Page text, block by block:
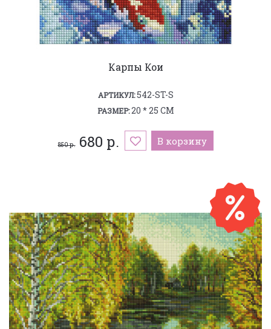
Карпы Кои
АРТИКУЛ:542-ST-S
РАЗМЕР:20 * 25 СМ
850 р.680 р. В корзину